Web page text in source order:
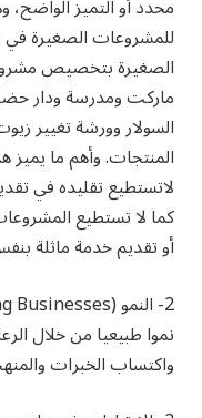
محدد أو التميز
للمشروعات الصغيرة في
الصغيرة بتخصيص
ماركت ومدرسة ودار
السولار وورشة تغيير
المنتجات. وأهم ما يميز
لاتستطيع تقليده في
كما لا تستطيع
أو تقديم خدمة ماثلة
2- النمو
نموا طبيعيا من خلال
واكتساب الخبرات